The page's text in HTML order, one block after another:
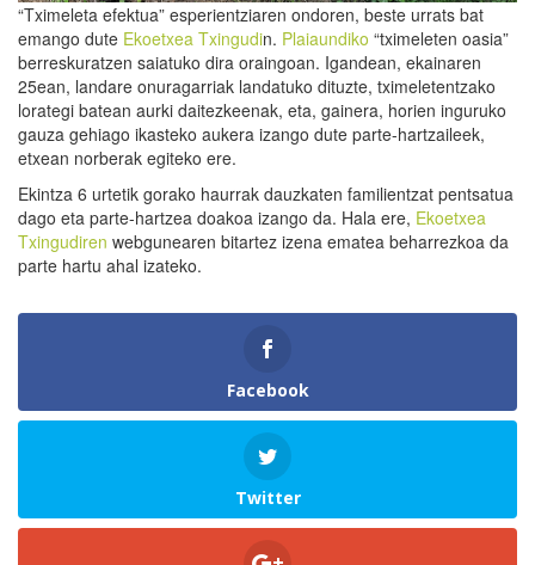
“Tximeleta efektua” esperientziaren ondoren, beste urrats bat
emango dute Ekoetxea Txingudin. Plaiaundiko “tximeleten oasia”
berreskuratzen saiatuko dira oraingoan. Igandean, ekainaren
25ean, landare onuragarriak landatuko dituzte, tximeletentzako
lorategi batean aurki daitezkeenak, eta, gainera, horien inguruko
gauza gehiago ikasteko aukera izango dute parte-hartzaileek,
etxean norberak egiteko ere.
Ekintza 6 urtetik gorako haurrak dauzkaten familientzat pentsatua
dago eta parte-hartzea doakoa izango da. Hala ere, Ekoetxea
Txingudiren webgunearen bitartez izena ematea beharrezkoa da
parte hartu ahal izateko.
Facebook
Twitter